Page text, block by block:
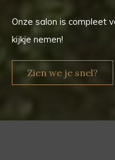
Onze salon is compleet
kijkje nemen!
Zien we je snel?